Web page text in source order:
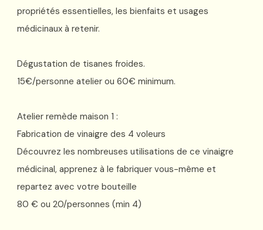
propriétés essentielles, les bienfaits et usages
médicinaux à retenir.
Dégustation de tisanes froides.
15€/personne atelier ou 60€ minimum.
Atelier remède maison 1 :
Fabrication de vinaigre des 4 voleurs
Découvrez les nombreuses utilisations de ce vinaigre
médicinal, apprenez à le fabriquer vous-même et
repartez avec votre bouteille
80 € ou 20/personnes (min 4)